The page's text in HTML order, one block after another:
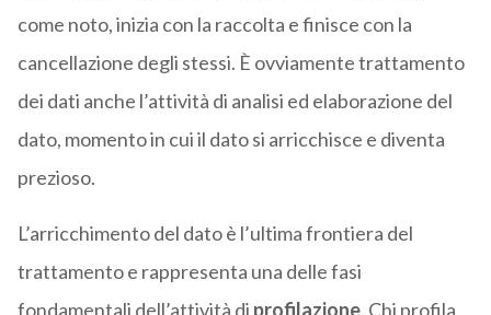
come noto, inizia con la raccolta e finisce con la
cancellazione degli stessi. È ovviamente trattamento
dei dati anche l’attività di analisi ed elaborazione del
dato, momento in cui il dato si arricchisce e diventa
prezioso.
L’arricchimento del dato è l’ultima frontiera del
trattamento e rappresenta una delle fasi
fondamentali dell’attività di profilazione. Chi profila